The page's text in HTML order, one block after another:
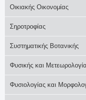
Οικιακής Οικονομίας
Σηροτροφίας
Συστηματικής Βοτανικής
Φυσικής και
Φυσιολογίας και